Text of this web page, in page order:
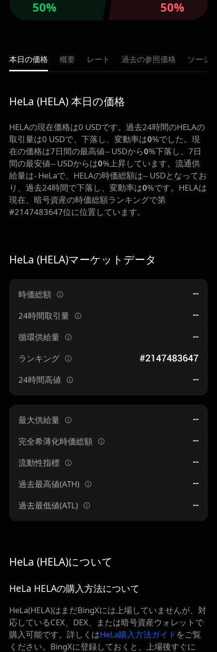
50% 50%
本日の価格 概要 レート 過去の参照価格 ソーシ
HeLa (HELA) 本日の価格
HELAの現在価格は0 USDです。過去24時間のHELAの
取引量は0 USDで、下落し、変動率は0%でした。現
在の価格は7日間の最高値-- USDから0%下落し、7日
間の最安値-- USDからは0%上昇しています。流通供
給量は- HeLaで、HELAの時価総額は-- USDとなってお
り、過去24時間で下落し、変動率は0%です。HELAは
現在、暗号資産の時価総額ランキングで第
#2147483647位に位置しています。
HeLa (HELA)マーケットデータ
時価総額 --
24時間取引量 --
循環供給量 --
ランキング #2147483647
24時間高値 --
最大供給量 --
完全希薄化時価総額 --
流動性指標 --
過去最高値(ATH) --
過去最低値(ATL) --
HeLa (HELA)について
HeLa HELAの購入方法について
HeLa(HELA)はまだBingXには上場していませんが、対
応しているCEX、DEX、または暗号資産ウォレットで
購入可能です。詳しくは HeLa購入方法ガイド をご覧
ください。BingXに登録しておくと、上場後すぐに